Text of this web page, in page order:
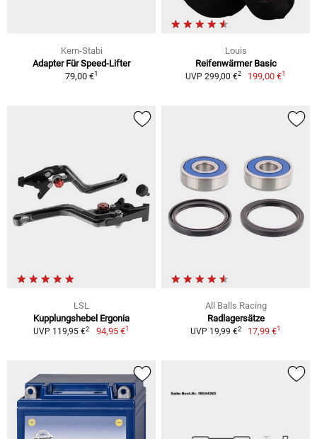
Kern-Stabi
Adapter Für Speed-Lifter
79,00 €1
Louis
Reifenwärmer Basic
UVP 299,00 €2 199,00 €1
LSL
Kupplungshebel Ergonia
UVP 119,95 €2 94,95 €1
All Balls Racing
Radlagersätze
UVP 19,99 €2 17,99 €1